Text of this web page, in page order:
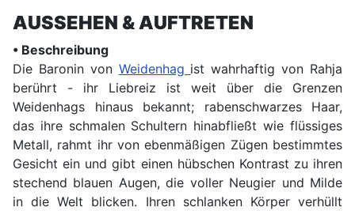
AUSSEHEN & AUFTRETEN
• Beschreibung
Die Baronin von Weidenhag ist wahrhaftig von Rahja
berührt - ihr Liebreiz ist weit über die Grenzen
Weidenhags hinaus bekannt; rabenschwarzes Haar,
das ihre schmalen Schultern hinabfließt wie flüssiges
Metall, rahmt ihr von ebenmäßigen Zügen bestimmtes
Gesicht ein und gibt einen hübschen Kontrast zu ihren
stechend blauen Augen, die voller Neugier und Milde
in die Welt blicken. Ihren schlanken Körper verhüllt